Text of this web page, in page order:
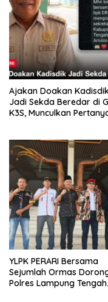
Ajakan Doakan Kadisdik
Jadi Sekda Beredar di
K3S, Munculkan
YLPK PERARI Bersama
Sejumlah Ormas
Polres Lampung Tengah